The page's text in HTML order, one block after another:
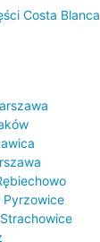
Costa Blanca
Pyrzowice